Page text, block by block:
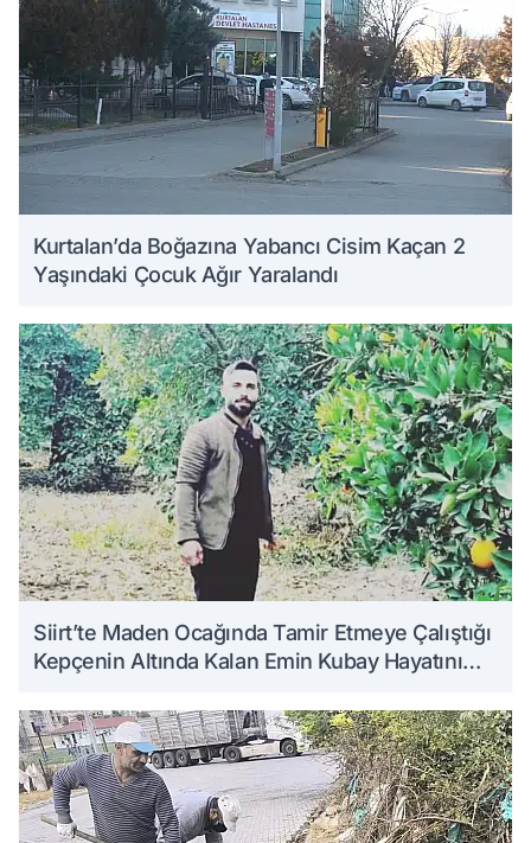
Kurtalan’da Boğazına Yabancı Cisim Kaçan 2
Yaşındaki Çocuk Ağır Yaralandı
Siirt’te Maden Ocağında Tamir Etmeye Çalıştığı
Kepçenin Altında Kalan Emin Kubay Hayatını